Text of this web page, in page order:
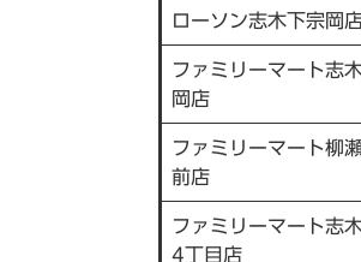
ローソン志木下宗岡
ファミリーマート志
岡店
ファミリーマート柳
前店
ファミリーマート志
4丁目店